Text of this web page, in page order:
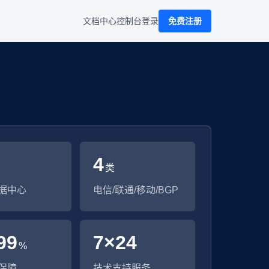
文档中心控制台登录 免费注册
中心
4类
电信/联通/移动/BGP
% 7×24